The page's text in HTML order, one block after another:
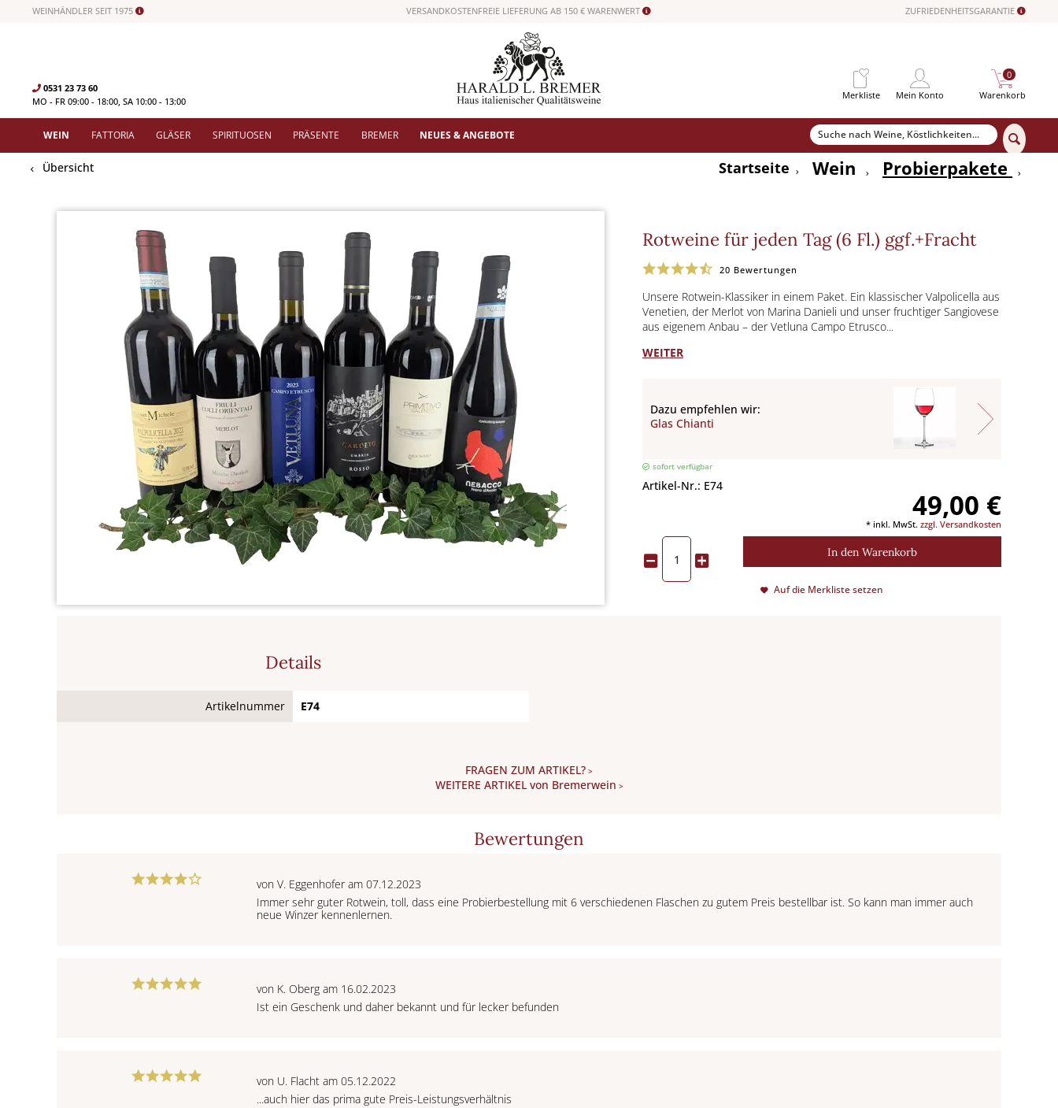
WEINHÄNDLER SEIT 1975 VERSANDKOSTENFREIE LIEFERUNG AB 150 € WARENWERT ZUFRIEDENHEITSGARANTIE
0531 23 73 60
MO - FR 09:00 - 18:00, SA 10:00 - 13:00
Merkliste Mein Konto Warenkorb
0
WEIN FATTORIA GLÄSER SPIRITUOSEN PRÄSENTE BREMER NEUES & ANGEBOTE
Übersicht Startseite Wein Probierpakete
Rotweine für jeden Tag (6 Fl.) ggf.+Fracht
20 Bewertungen
Unsere Rotwein-Klassiker in einem Paket. Ein klassischer Valpolicella aus
Venetien, der Merlot von Marina Danieli und unser fruchtiger Sangiovese
aus eigenem Anbau – der Vetluna Campo Etrusco...
WEITER
Dazu empfehlen wir:
Glas Chianti
sofort verfügbar
Artikel-Nr.: E74
49,00 €
* inkl. MwSt. zzgl. Versandkosten
In den Warenkorb
Auf die Merkliste setzen
Details
Artikelnummer E74
FRAGEN ZUM ARTIKEL? >
WEITERE ARTIKEL von Bremerwein >
Bewertungen
von V. Eggenhofer am 07.12.2023
Immer sehr guter Rotwein, toll, dass eine Probierbestellung mit 6 verschiedenen Flaschen zu gutem Preis bestellbar ist. So kann man immer auch
neue Winzer kennenlernen.
von K. Oberg am 16.02.2023
Ist ein Geschenk und daher bekannt und für lecker befunden
von U. Flacht am 05.12.2022
...auch hier das prima gute Preis-Leistungsverhältnis